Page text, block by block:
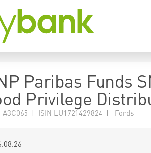
Paribas Funds
Privilege
A3C065 | ISIN LU1721429824 | Fonds